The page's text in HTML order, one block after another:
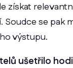
získat
Soudce se pak
výstupu.
ušetřilo